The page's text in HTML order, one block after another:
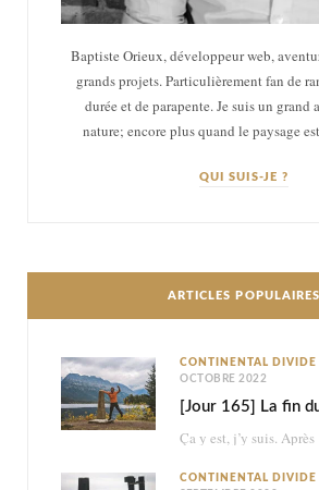
Baptiste Orieux, développeur web,
grands projets. Particulièrement fan de
durée et de parapente. Je suis un grand
nature; encore plus quand le paysage
QUI SUIS-JE ?
ARTICLES POPULAIRES
CONTINENTAL DIVIDE
OCTOBRE 2022
CONTINENTAL DIVIDE